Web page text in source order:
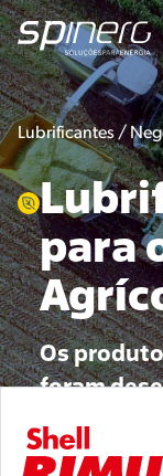
Lubrificantes /
para
Os
foram
eficiência